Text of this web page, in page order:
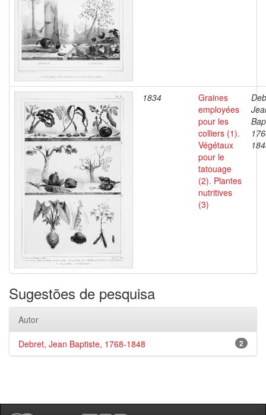
1834
Graines
employées
pour les
colliers (1).
Végétaux
pour le
tatouage
(2). Plantes
nutritives
(3)
Sugestões de pesquisa
Autor
2
Debret, Jean Baptiste, 1768-1848